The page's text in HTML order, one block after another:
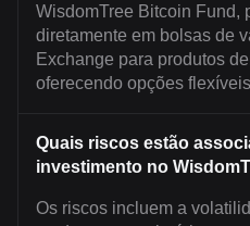
WisdomTree Bitcoin Fund,
diretamente em bolsas de
Exchange para produtos
oferecendo opções
Quais riscos estão
investimento no
Os riscos incluem a